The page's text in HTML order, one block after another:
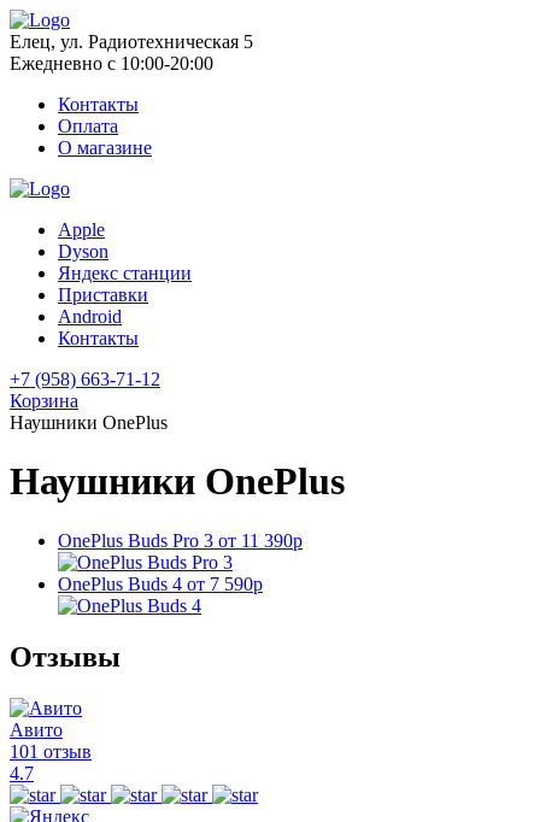
Елец, ул. Радиотехническая 5
Ежедневно с 10:00-20:00
Контакты
Оплата
О магазине
Apple
Dyson
Яндекс станции
Приставки
Android
Контакты
+7 (958) 663-71-12
Корзина
Наушники OnePlus
Наушники OnePlus
OnePlus Buds Pro 3 от 11 390р
OnePlus Buds 4 от 7 590р
Отзывы
Авито
101 отзыв
4.7